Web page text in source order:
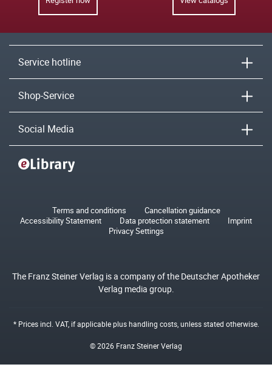
Service hotline
Shop-Service
Social Media
Terms and conditions
Cancellation guidance
Accessibility Statement
Data protection statement
Imprint
Privacy Settings
The Franz Steiner Verlag is a company of the Deutscher Apotheker
Verlag media group.
* Prices incl. VAT, if applicable plushandling costs, unless stated otherwise.
© 2026 Franz Steiner Verlag